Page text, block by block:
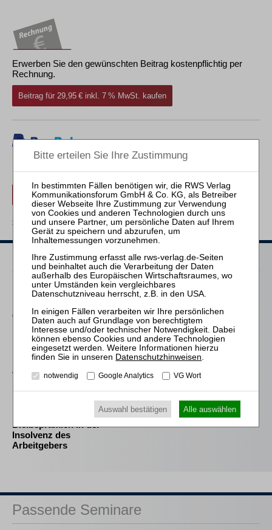
Erwerben Sie den gewünschten Beitrag kostenpflichtig per
Rechnung.
Beitrag für 29,95 € inkl. 7 % MwSt. kaufen
Erwerben Sie den gewünschten Beitrag kostenpflichtig mit
PayPal.
Beitrag für 29,95 € inkl. 7 % MwSt. kaufen
zurück
Passende Bücher
Fröhlich
Globalzedent in der
Insolvenz
Verwalters in der
Bleibeprämien in der
Insolvenz des
Arbeitgebers
Passende Seminare
Datenschutzhinweisen
notwendig Google Analytics VG Wort
Auswahl bestätigen Alle auswählen